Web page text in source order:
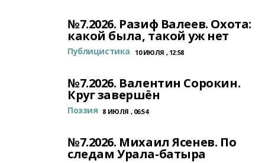
№7.2026. Разиф Валеев. Охота:
какой была, такой уж нет
Публицистика 10 ИЮЛЯ , 12:58
№7.2026. Валентин Сорокин.
Круг завершён
Поэзия 8 ИЮЛЯ , 06:54
№7.2026. Михаил Ясенев. По
следам Урала-батыра